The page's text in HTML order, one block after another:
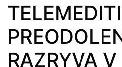
RAZRYVA V